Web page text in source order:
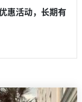
惠活动，长期有